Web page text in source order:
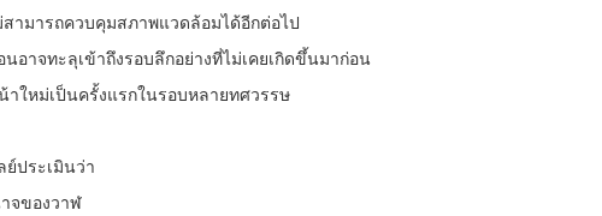
ามารถควบคุมสภาพแวดล้อมได้อีกต่อไป
อาจทะลุเข้าถึงรอบลึกอย่างที่ไม่เคยเกิดขึ้นมาก่อน
ใหม่เป็นครั้งแรกในรอบหลายทศวรรษ
ประเมินว่า
จของวาฬ